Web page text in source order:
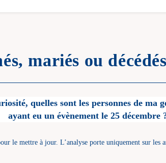
mariés ou
quelles sont les personnes de ma
ayant eu un évènement le 25 décembre
le mettre à jour. L’analyse porte uniquement sur les